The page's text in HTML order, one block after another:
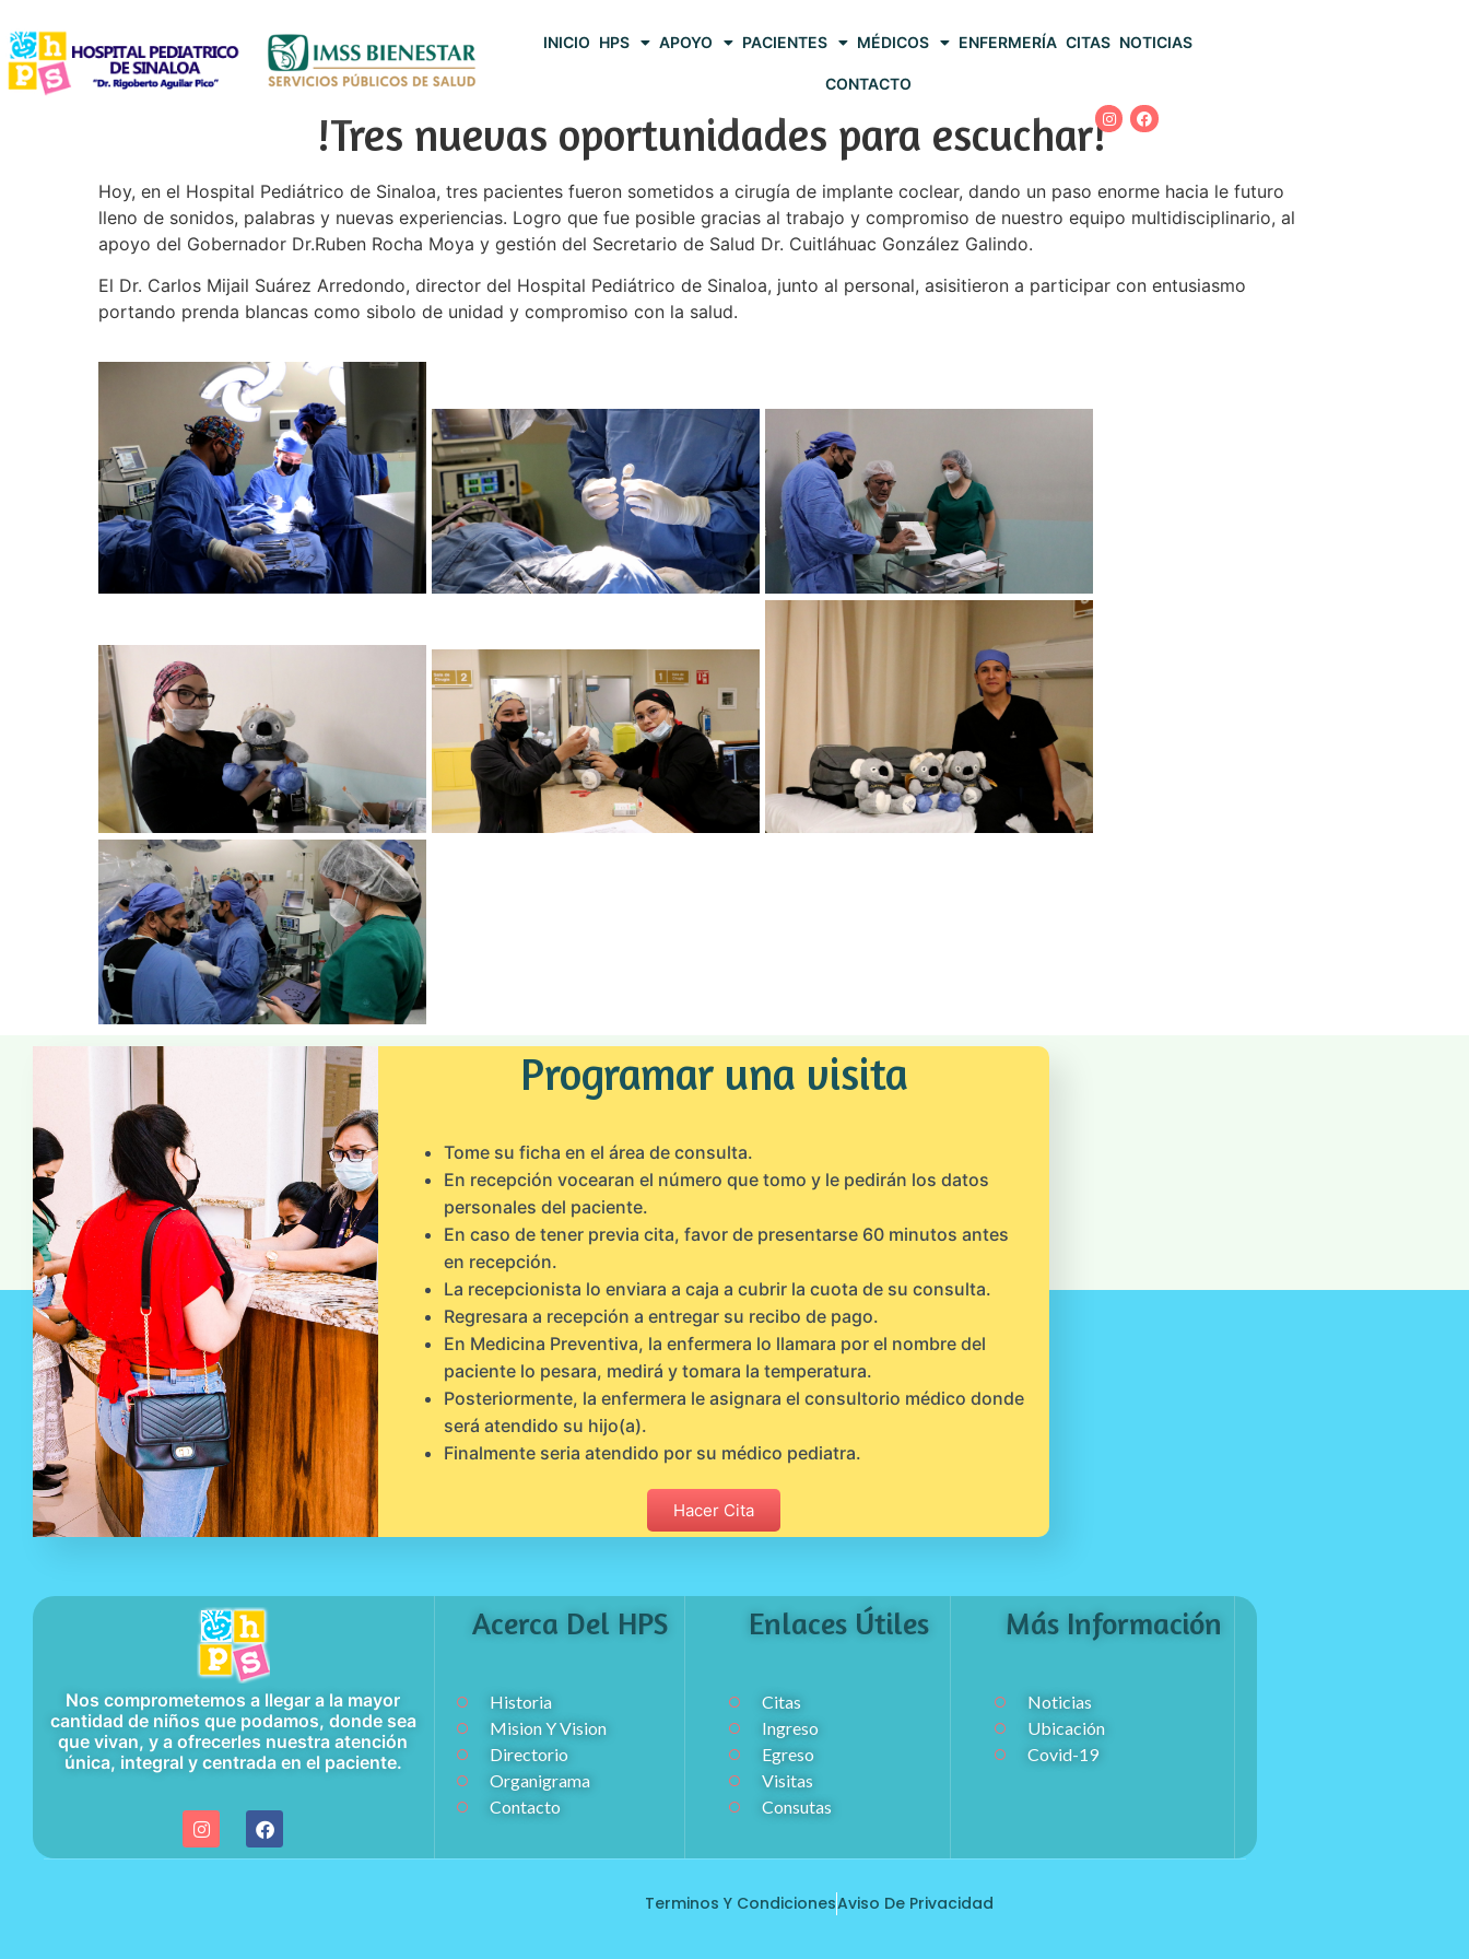
INICIO HPS APOYO PACIENTES MÉDICOS ENFERMERÍA CITAS NOTICIAS
CONTACTO
!Tres nuevas oportunidades para escuchar!
Hoy, en el Hospital Pediátrico de Sinaloa, tres pacientes fueron sometidos a cirugía de implante coclear, dando un paso enorme hacia le futuro
lleno de sonidos, palabras y nuevas experiencias. Logro que fue posible gracias al trabajo y compromiso de nuestro equipo multidisciplinario, al
apoyo del Gobernador Dr.Ruben Rocha Moya y gestión del Secretario de Salud Dr. Cuitláhuac González Galindo.
El Dr. Carlos Mijail Suárez Arredondo, director del Hospital Pediátrico de Sinaloa, junto al personal, asisitieron a participar con entusiasmo
portando prenda blancas como sibolo de unidad y compromiso con la salud.
Programar una visita
Tome su ficha en el área de consulta.
En recepción vocearan el número que tomo y le pedirán los datos
personales del paciente.
En caso de tener previa cita, favor de presentarse 60 minutos antes
en recepción.
La recepcionista lo enviara a caja a cubrir la cuota de su consulta.
Regresara a recepción a entregar su recibo de pago.
En Medicina Preventiva, la enfermera lo llamara por el nombre del
paciente lo pesara, medirá y tomara la temperatura.
Posteriormente, la enfermera le asignara el consultorio médico donde
será atendido su hijo(a).
Finalmente seria atendido por su médico pediatra.
Hacer Cita
Nos comprometemos a llegar a la mayor
cantidad de niños que podamos, donde sea
que vivan, y a ofrecerles nuestra atención
única, integral y centrada en el paciente.
Acerca Del HPS
Historia
Mision Y Vision
Directorio
Organigrama
Contacto
Enlaces Útiles
Citas
Ingreso
Egreso
Visitas
Consutas
Más Información
Noticias
Ubicación
Covid-19
Terminos Y CondicionesAviso De Privacidad